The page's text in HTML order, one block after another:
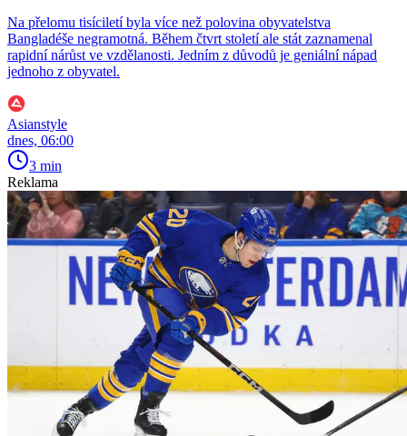
Na přelomu tisíciletí byla více než polovina obyvatelstva
Bangladéše negramotná. Během čtvrt století ale stát zaznamenal
rapidní nárůst ve vzdělanosti. Jedním z důvodů je geniální nápad
jednoho z obyvatel.
Asianstyle
dnes, 06:00
3 min
Reklama